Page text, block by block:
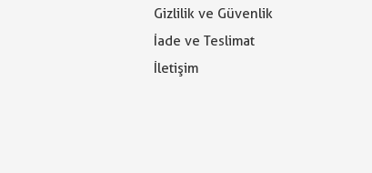
Gizlilik ve Güvenlik
İade ve Teslimat
İletişim